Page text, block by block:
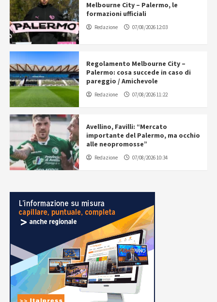
Melbourne City – Palermo, le
formazioni ufficiali
Redazione 07/08/2026 12:03
Regolamento Melbourne City –
Palermo: cosa succede in caso di
pareggio / Amichevole
Redazione 07/08/2026 11:22
Avellino, Favilli: “Mercato
importante del Palermo, ma occhio
alle neopromosse”
Redazione 07/08/2026 10:34